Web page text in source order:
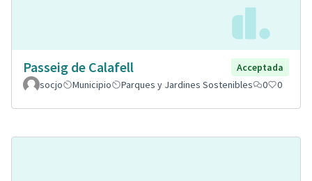
Passeig de Calafell
Acceptada
socjo
Municipio Parques y Jardines Sostenibles 0 0